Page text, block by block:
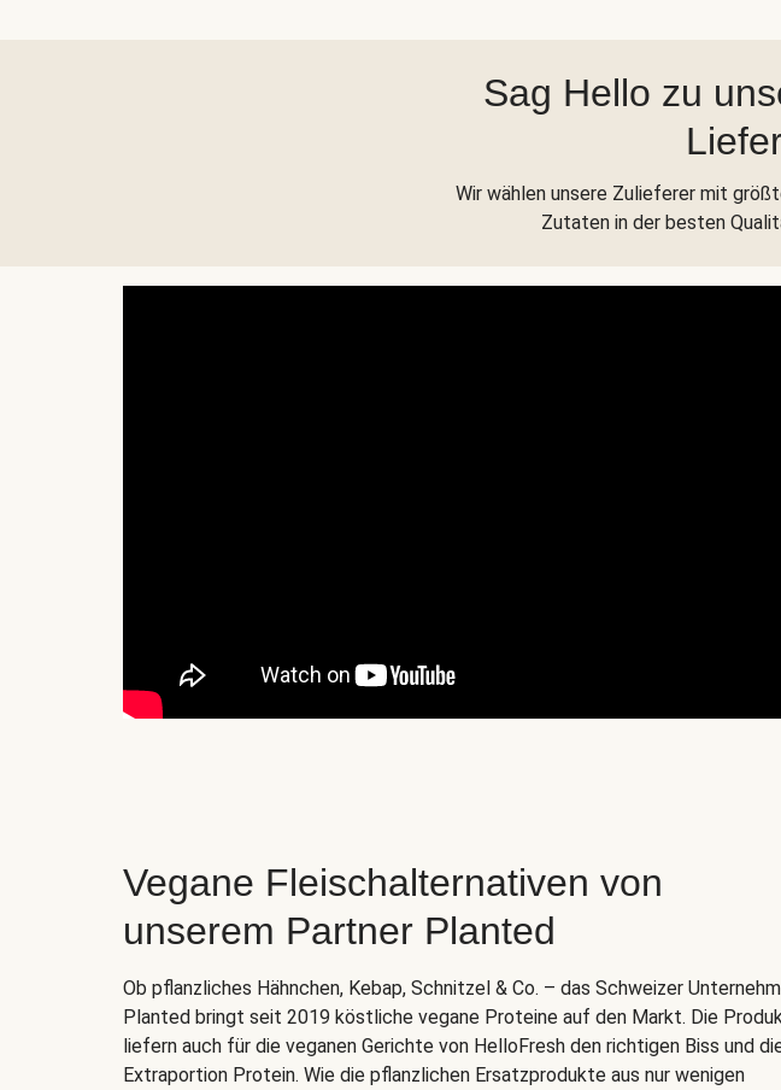
Sag Hello zu
Wir wählen unsere Zulieferer mit
Zutaten in der besten
Vegane Fleischalternativen von
unserem Partner Planted
Ob pflanzliches Hähnchen, Kebap, Schnitzel & Co. – das Schweizer
Planted bringt seit 2019 köstliche vegane Proteine auf den Markt. Die
liefern auch für die veganen Gerichte von HelloFresh den richtigen Biss und
Extraportion Protein. Wie die pflanzlichen Ersatzprodukte aus nur wenigen